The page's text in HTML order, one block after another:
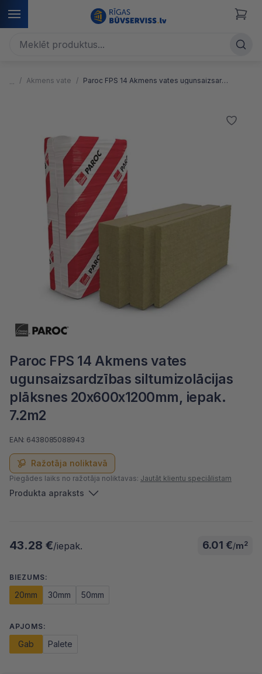
Akmens vate Paroc FPS 14 Akmens vates ugunsaizsardzības siltumizolācijas plāksnes
Paroc FPS 14 Akmens vates
ugunsaizsardzības siltumizolācijas
plāksnes 20x600x1200mm, iepak.
7.2m2
Ražotāja noliktavā
EAN: 6438085088943
Piegādes laiks no ražotāja noliktavas: Jautāt klientu speciālistam
Produkta apraksts
43.28 €/iepak. 6.01 €/m2
BIEZUMS:
20mm 30mm 50mm
APJOMS:
Gab Palete